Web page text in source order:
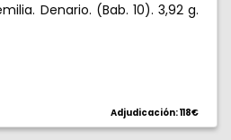
Denario. (Bab. 10). 3,92 g.
Adjudicación: 118€